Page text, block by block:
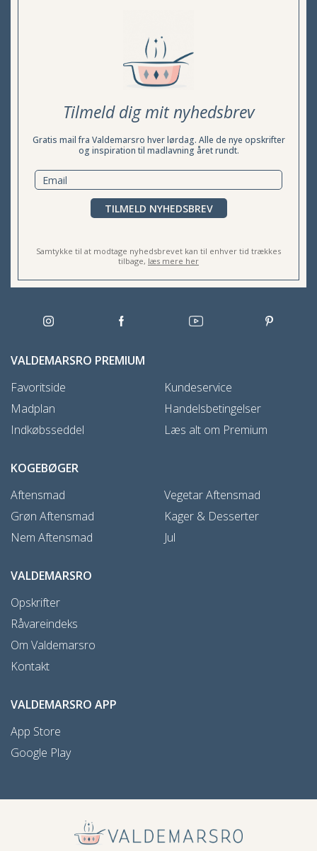
Tilmeld dig mit nyhedsbrev
Gratis mail fra Valdemarsro hver lørdag. Alle de nye opskrifter
og inspiration til madlavning året rundt.
TILMELD NYHEDSBREV
Samtykke til at modtage nyhedsbrevet kan til enhver tid trækkes
tilbage, læs mere her
VALDEMARSRO PREMIUM
Favoritside
Madplan
Indkøbsseddel
Kundeservice
Handelsbetingelser
Læs alt om Premium
KOGEBØGER
Aftensmad
Grøn Aftensmad
Nem Aftensmad
Vegetar Aftensmad
Kager & Desserter
Jul
VALDEMARSRO
Opskrifter
Råvareindeks
Om Valdemarsro
Kontakt
VALDEMARSRO APP
App Store
Google Play